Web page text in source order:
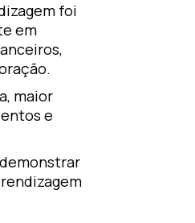
foi
em
maior
e